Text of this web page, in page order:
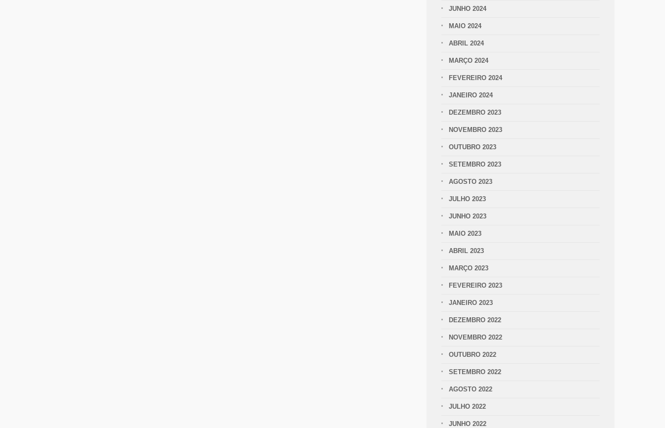
JUNHO 2024
MAIO 2024
ABRIL 2024
MARÇO 2024
FEVEREIRO 2024
JANEIRO 2024
DEZEMBRO 2023
NOVEMBRO 2023
OUTUBRO 2023
SETEMBRO 2023
AGOSTO 2023
JULHO 2023
JUNHO 2023
MAIO 2023
ABRIL 2023
MARÇO 2023
FEVEREIRO 2023
JANEIRO 2023
DEZEMBRO 2022
NOVEMBRO 2022
OUTUBRO 2022
SETEMBRO 2022
AGOSTO 2022
JULHO 2022
JUNHO 2022